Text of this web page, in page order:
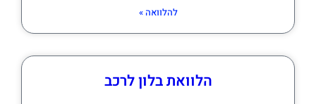
להלוואה »
הלוואת בלון לרכב